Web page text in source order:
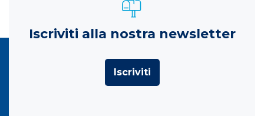
Iscriviti alla nostra newsletter
Iscriviti